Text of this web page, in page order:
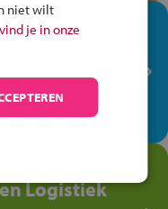
ben je op je
jouw talent
waar elke dag
Logistiek
niet wilt
je in onze